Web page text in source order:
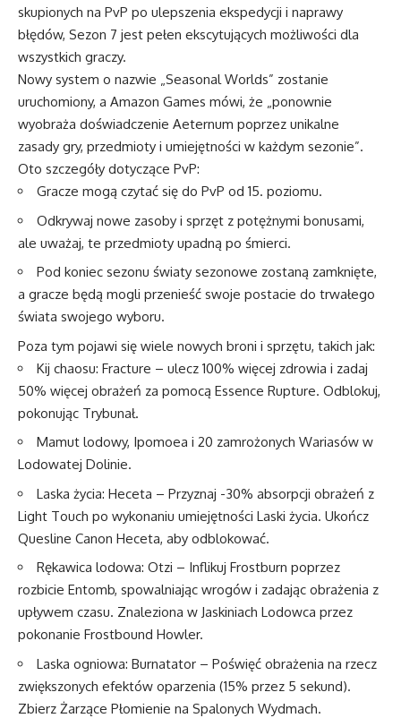
skupionych na PvP po ulepszenia ekspedycji i naprawy
błędów, Sezon 7 jest pełen ekscytujących możliwości dla
wszystkich graczy.
Nowy system o nazwie „Seasonal Worlds” zostanie
uruchomiony, a Amazon Games mówi, że „ponownie
wyobraża doświadczenie Aeternum poprzez unikalne
zasady gry, przedmioty i umiejętności w każdym sezonie”.
Oto szczegóły dotyczące PvP:
Gracze mogą czytać się do PvP od 15. poziomu.
Odkrywaj nowe zasoby i sprzęt z potężnymi bonusami,
ale uważaj, te przedmioty upadną po śmierci.
Pod koniec sezonu światy sezonowe zostaną zamknięte,
a gracze będą mogli przenieść swoje postacie do trwałego
świata swojego wyboru.
Poza tym pojawi się wiele nowych broni i sprzętu, takich jak:
Kij chaosu: Fracture – ulecz 100% więcej zdrowia i zadaj
50% więcej obrażeń za pomocą Essence Rupture. Odblokuj,
pokonując Trybunał.
Mamut lodowy, Ipomoea i 20 zamrożonych Wariasów w
Lodowatej Dolinie.
Laska życia: Heceta – Przyznaj -30% absorpcji obrażeń z
Light Touch po wykonaniu umiejętności Laski życia. Ukończ
Quesline Canon Heceta, aby odblokować.
Rękawica lodowa: Otzi – Inflikuj Frostburn poprzez
rozbicie Entomb, spowalniając wrogów i zadając obrażenia z
upływem czasu. Znaleziona w Jaskiniach Lodowca przez
pokonanie Frostbound Howler.
Laska ogniowa: Burnatator – Poświęć obrażenia na rzecz
zwiększonych efektów oparzenia (15% przez 5 sekund).
Zbierz Żarzące Płomienie na Spalonych Wydmach.